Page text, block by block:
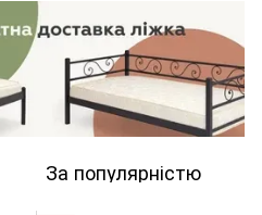
За популярністю